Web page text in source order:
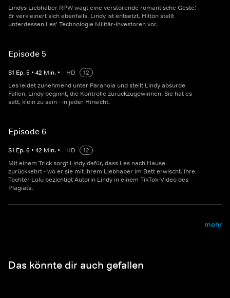
Lindys Liebhaber RPW wagt eine verstörende romantische Geste:
Er verkleinert sich ebenfalls. Lindy ist entsetzt. Hilton stellt
unterdessen Les' Technologie Militär-Investoren vor.
Episode 5
S1 Ep.5 • 42 Min. • HD
12
Les leidet zunehmend unter Paranoia und stellt Lindy absurde
Fallen. Lindy beginnt, die Kontrolle zurückzugewinnen. Sie hat es
satt, klein zu sein - in jeder Hinsicht.
Episode 6
S1 Ep.6 • 42 Min. • HD
12
Mit einem Trick sorgt Lindy dafür, dass Les nach Hause
zurückkehrt - wo er sie mit ihrem Liebhaber im Bett erwischt. Ihre
Tochter Lulu bezichtigt Autorin Lindy in einem TikTok-Video des
Plagiats.
mehr
Das könnte dir auch gefallen